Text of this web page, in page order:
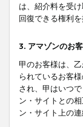
は、紹介料を受
回復できる権利
3. アマゾンのお
甲のお客様は、
られているお客
され、甲はいつ
ン・サイトとの
ン・サイト上の